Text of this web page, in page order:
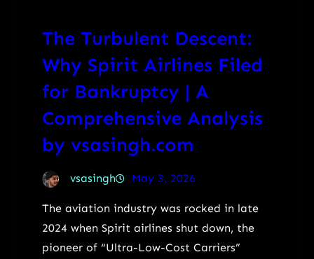
The Turbulent Descent:
Why Spirit Airlines Filed
for Bankruptcy | A
Comprehensive Analysis
by vsasingh.com
vsasingh May 3, 2026
The aviation industry was rocked in late
2024 when Spirit airlines shut down, the
pioneer of “Ultra-Low-Cost Carriers”